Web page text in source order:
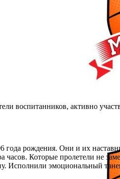
воспитанников, активно
рождения. Они и их
Которые пролетели не
Исполнили эмоциональный